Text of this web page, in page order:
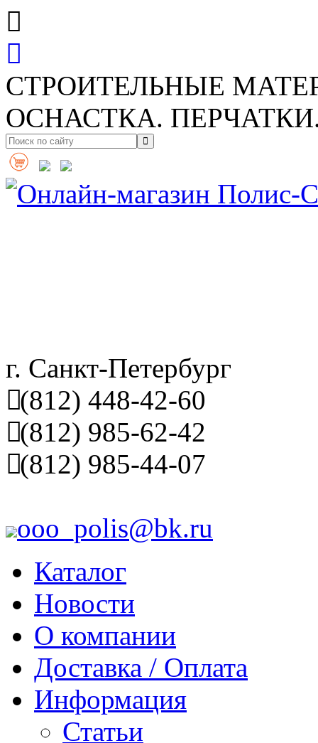
СТРОИТЕЛЬНЫЕ
ОСНАСТКА.
г. Санкт-Петербург
(812) 448-42-60
(812) 985-62-42
(812) 985-44-07
ooo_polis@bk.ru
Каталог
Новости
О компании
Доставка / Оплата
Информация
Статьи